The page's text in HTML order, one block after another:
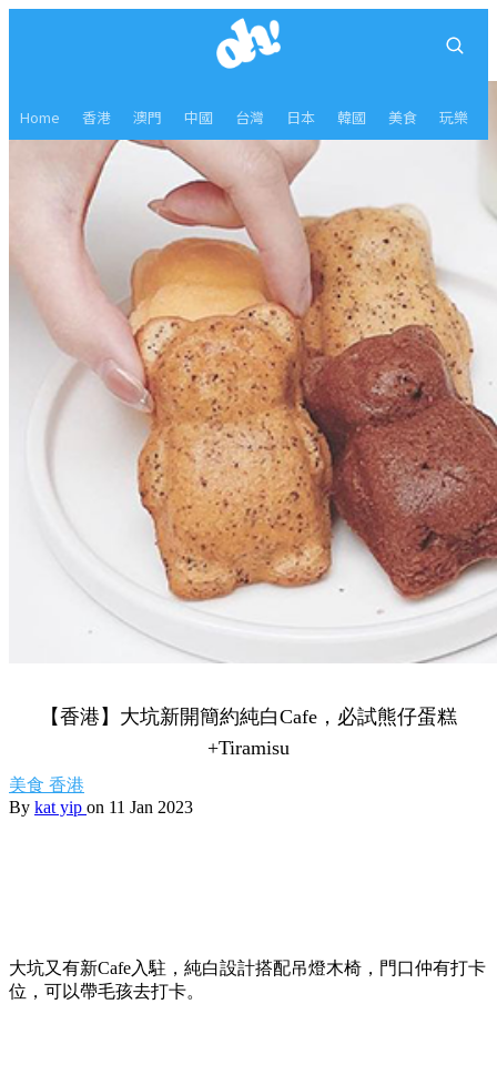
Home 香港 澳門 中國 台灣 日本 韓國 美食 玩樂
【香港】大坑新開簡約純白Cafe，必試熊仔蛋糕
+Tiramisu
美食 香港
By kat yip on 11 Jan 2023
大坑又有新Cafe入駐，純白設計搭配吊燈木椅，門口仲有打卡
位，可以帶毛孩去打卡。